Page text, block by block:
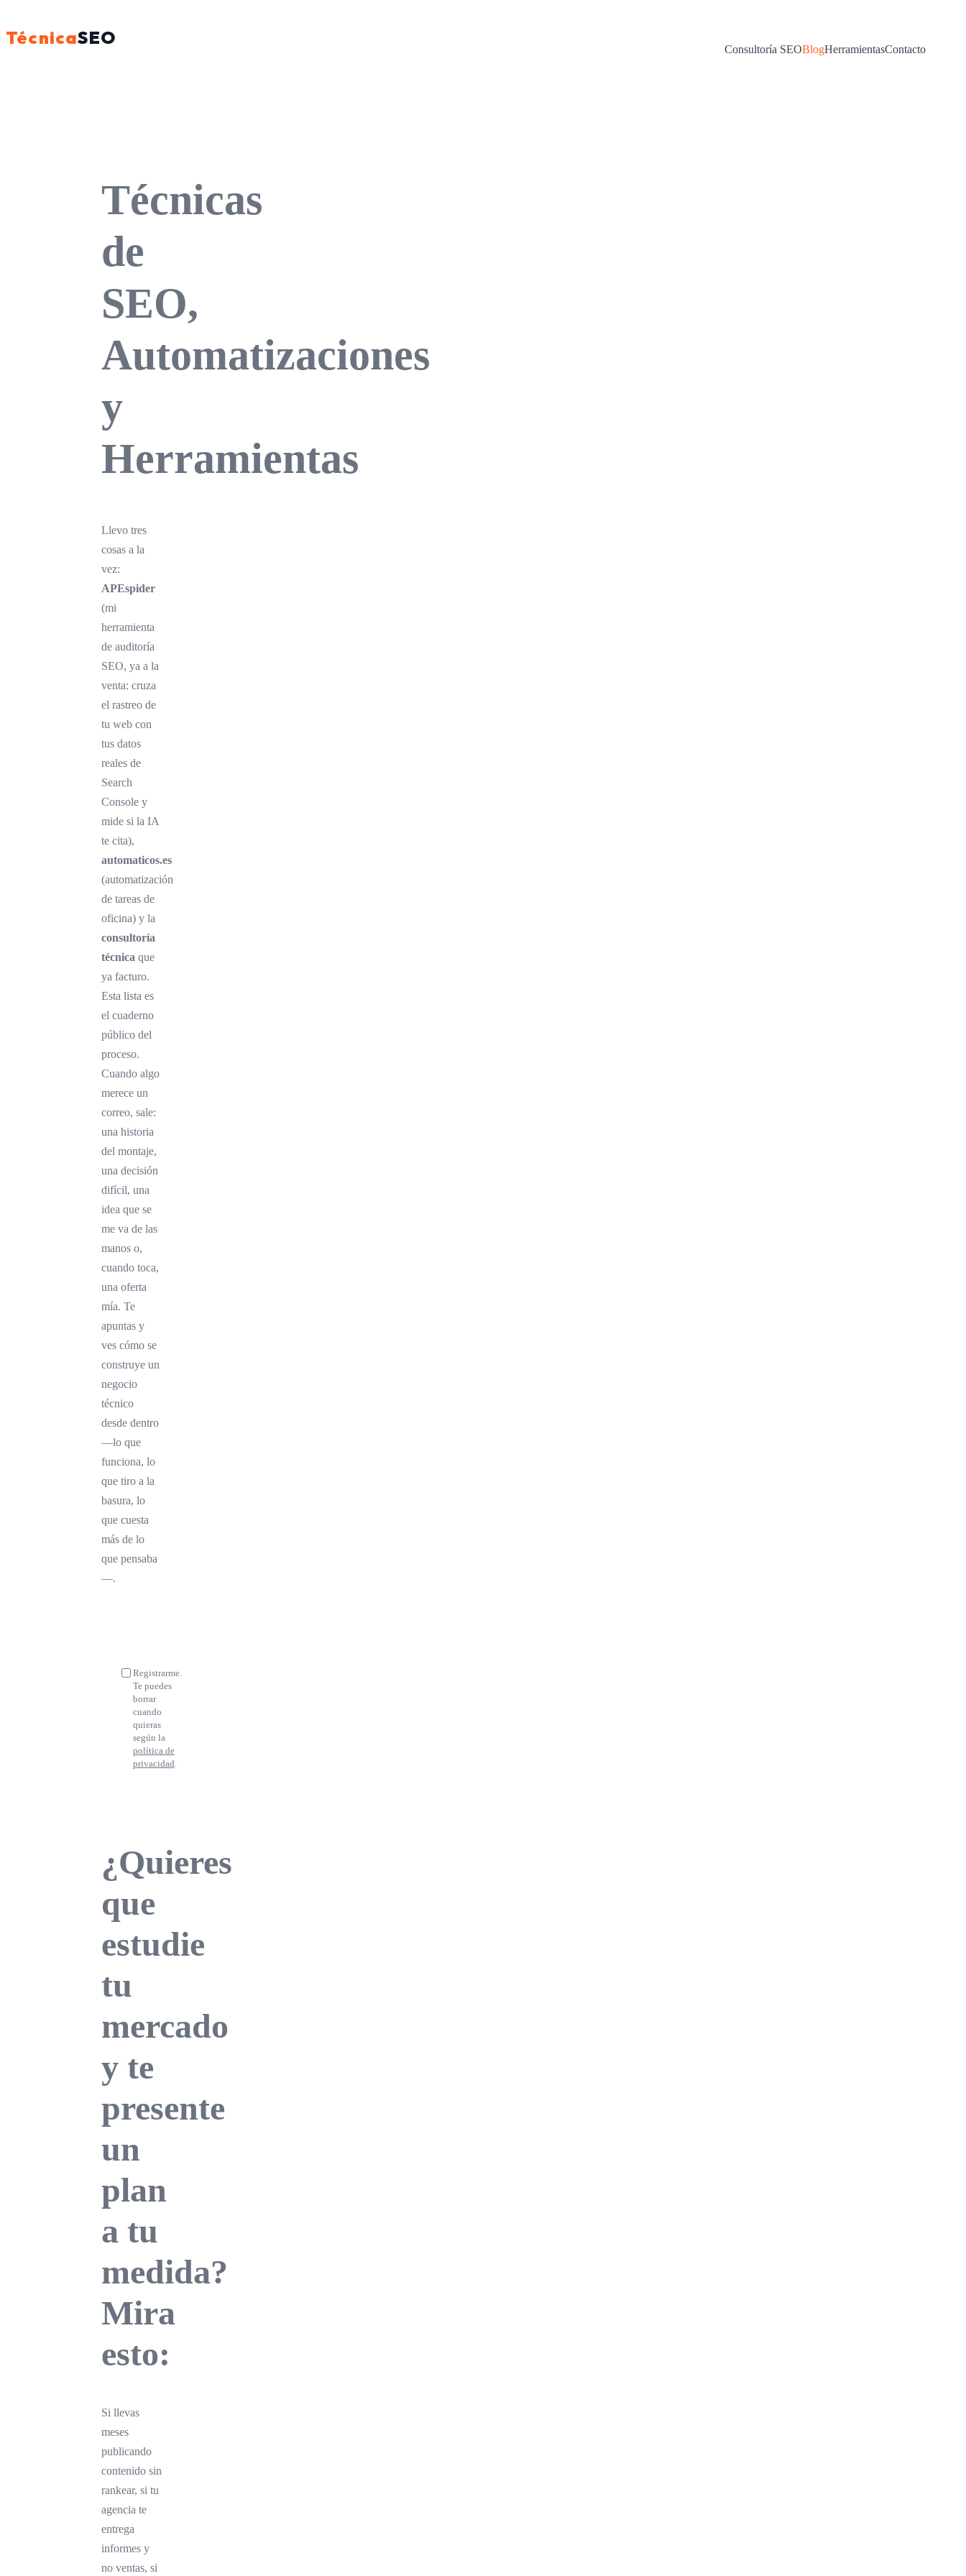
TécnicaSEO
Consultoría SEOBlogHerramientasContacto
Técnicas
de
SEO,
Automatizaciones
y
Herramientas
Llevo tres
cosas a la
vez:
APEspider
(mi
herramienta
de auditoría
SEO, ya a la
venta: cruza
el rastreo de
tu web con
tus datos
reales de
Search
Console y
mide si la IA
te cita),
automaticos.es
(automatización
de tareas de
oficina) y la
consultoría
técnica que
ya facturo.
Esta lista es
el cuaderno
público del
proceso.
Cuando algo
merece un
correo, sale:
una historia
del montaje,
una decisión
difícil, una
idea que se
me va de las
manos o,
cuando toca,
una oferta
mía. Te
apuntas y
ves cómo se
construye un
negocio
técnico
desde dentro
—lo que
funciona, lo
que tiro a la
basura, lo
que cuesta
más de lo
que pensaba
—.
Registrarme.
Te puedes
borrar
cuando
quieras
según la
política de
privacidad
¿Quieres
que
estudie
tu
mercado
y te
presente
un
plan
a tu
medida?
Mira
esto:
Si llevas
meses
publicando
contenido sin
rankear, si tu
agencia te
entrega
informes y
no ventas, si